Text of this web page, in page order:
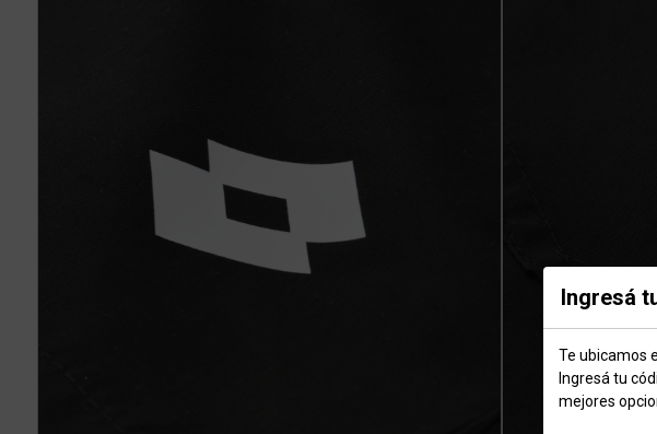
Ingresá
Te ubicamos
Ingresá tu
mejores